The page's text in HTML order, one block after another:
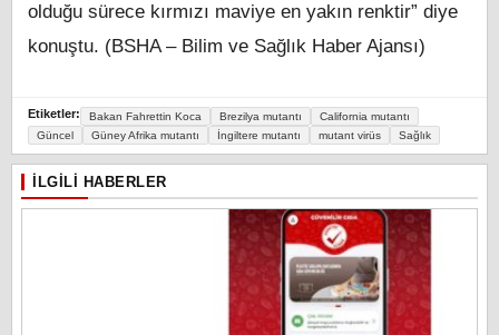
olduğu sürece kırmızı maviye en yakın renktir” diye
konuştu. (BSHA – Bilim ve Sağlık Haber Ajansı)
Etiketler: Bakan Fahrettin Koca Brezilya mutantı
California mutantı
Güncel
Güney Afrika mutantı İngiltere mutantı mutant virüs Sağlık
İLGILI HABERLER